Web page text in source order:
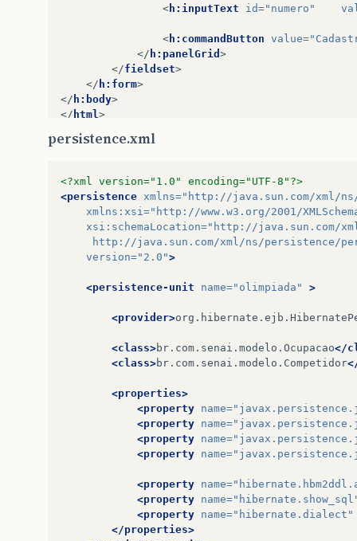
< h:inputText id="numero"
< h:commandButton value=
</ h:panelGrid >
</fieldset>
</ h:form>
</ h:body>
</ html >
persistence.xml
<?xml version="1.0" encoding="UTF-8"?>
<persistence xmlns="http://java.sun.com/xml/
xmlns:xsi="http://www.w3.org/2001/
xsi:schemaLocation="http://java.sun.com/
http://java.sun.com/xml/ns/persistence/
version="2.0">
<persistence-unit name="olimpiada" >
<provider>
<class>br.com.senai.modelo.Ocupacao</
<class>br.com.senai.modelo.Competidor
<properties>
<property name=
<property name=
<property name=
<property name=
<property name=
<property name=
<property name="hibernate.dialect"
</properties>